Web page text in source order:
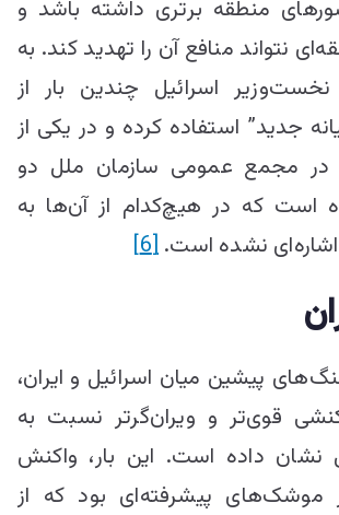
منطقه برتری داشته باشد و
نتواند منافع آن را تهدید کند. به
اسرائیل چندین بار از
جدید” استفاده کرده و در یکی از
در مجمع عمومی سازمان ملل دو
است که در هیچ‌کدام از آن‌ها به
نشده است.[6]
پیشین میان اسرائیل و ایران،
قوی‌تر و ویران‌گرتر نسبت به
نشان داده است. این بار، واکنش
موشک‌های پیشرفته‌ای بود که از